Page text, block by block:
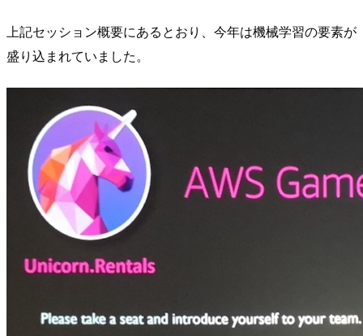
上記セッション概要にあるとおり、今年は機械学習の要素が
盛り込まれていました。